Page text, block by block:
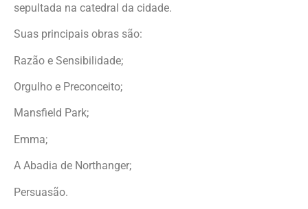
sepultada na catedral da cidade.
Suas principais obras são:
Razão e Sensibilidade;
Orgulho e Preconceito;
Mansfield Park;
Emma;
A Abadia de Northanger;
Persuasão.